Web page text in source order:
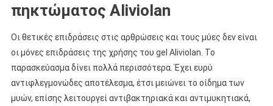
πηκτώματος Aliviolan
Οι θετικές επιδράσεις στις αρθρώσεις και τους μύες δεν είναι
οι μόνες επιδράσεις της χρήσης του gel Aliviolan. Το
παρασκεύασμα δίνει πολλά περισσότερα. Έχει ευρύ
αντιφλεγμονώδες αποτέλεσμα, έτσι μειώνει το οίδημα των
μυών, επίσης λειτουργεί αντιβακτηριακά και αντιμυκητιακά,